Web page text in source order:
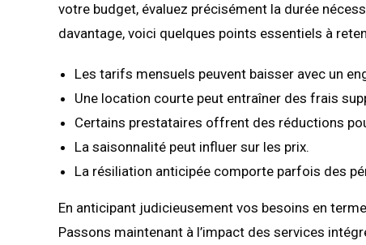
votre budget, évaluez précisément la durée
davantage, voici quelques points essentiels à
Les tarifs mensuels peuvent baisser avec un
Une location courte peut entraîner des frais
Certains prestataires offrent des réductions
La saisonnalité peut influer sur les prix.
La résiliation anticipée comporte parfois des
En anticipant judicieusement vos besoins en
Passons maintenant à l’impact des services